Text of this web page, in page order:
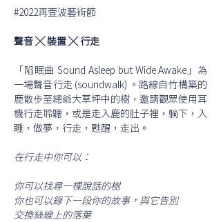
#2022再壹波藝術節
聲音 ╳ 裝置 ╳ 行走
「陷眠曲 Sound Asleep but Wide Awake」為
一場聲音行走 (soundwalk) 。路線自竹構築的
鹿散步至總爺大草坪中的樹，邀請觀眾使用耳
機行走聆聽，或是走入鹿的肚子裡，躺下，入
睡，做夢，行走，甦醒，走出。
在行走中你可以：
你可以找尋一棵說話的樹
你也可以錄下一段你的故事，與它告別
交換絲線上的落葉